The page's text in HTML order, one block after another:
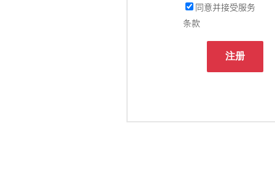
同意并接受服务
条款
注册